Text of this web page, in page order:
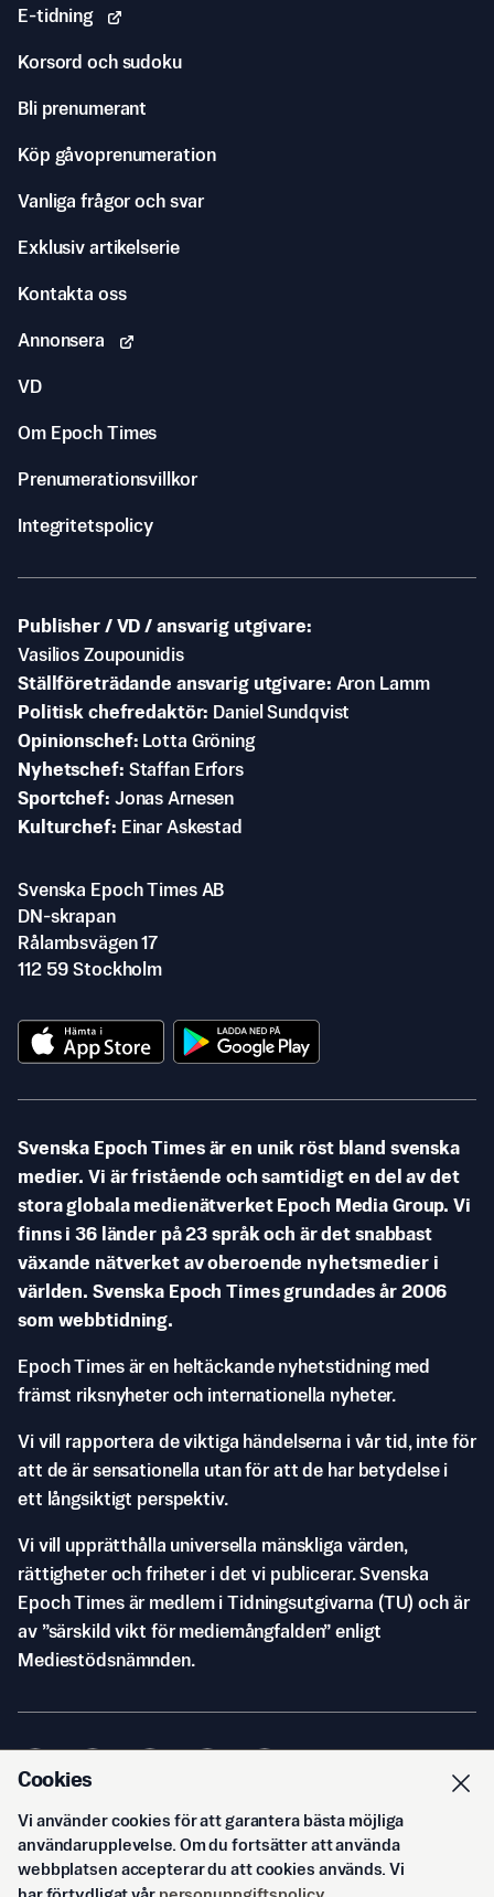
E-tidning
Korsord och sudoku
Bli prenumerant
Köp gåvoprenumeration
Vanliga frågor och svar
Exklusiv artikelserie
Kontakta oss
Annonsera
VD
Om Epoch Times
Prenumerationsvillkor
Integritetspolicy
Publisher / VD / ansvarig utgivare
Vasilios Zoupounidis
Ställföreträdande ansvarig utgivare Aron Lamm
Politisk chefredaktör
Daniel Sundqvist
Opinionschef
Lotta Gröning
Nyhetschef Staffan Erfors
Sportchef Jonas Arnesen
Kulturchef
Einar Askestad
Svenska Epoch Times AB
DN-skrapan
Rålambsvägen 17
112 59 Stockholm
Svenska Epoch Times är en unik röst bland svenska
medier. Vi är fristående och samtidigt en del av det
stora globala medienätverket Epoch Media Group. Vi
finns i 36 länder på 23 språk och är det snabbast
växande nätverket av oberoende nyhetsmedier i
världen. Svenska Epoch Times grundades år 2006
som webbtidning.
Epoch Times är en heltäckande nyhetstidning med
främst riksnyheter och internationella nyheter.
Vi vill rapportera de viktiga händelserna i vår tid, inte för
att de är sensationella utan för att de har betydelse i
ett långsiktigt perspektiv.
Vi vill upprätthålla universella mänskliga värden,
rättigheter och friheter i det vi publicerar. Svenska
Epoch Times är medlem i Tidningsutgivarna (TU) och är
av ”särskild vikt för mediemångfalden” enligt
Mediestödsnämnden.
© Svenska Epoch Times AB2026
Cookies
Vi använder cookies för att garantera bästa möjliga
användarupplevelse. Om du fortsätter att använda
webbplatsen accepterar du att cookies används. Vi